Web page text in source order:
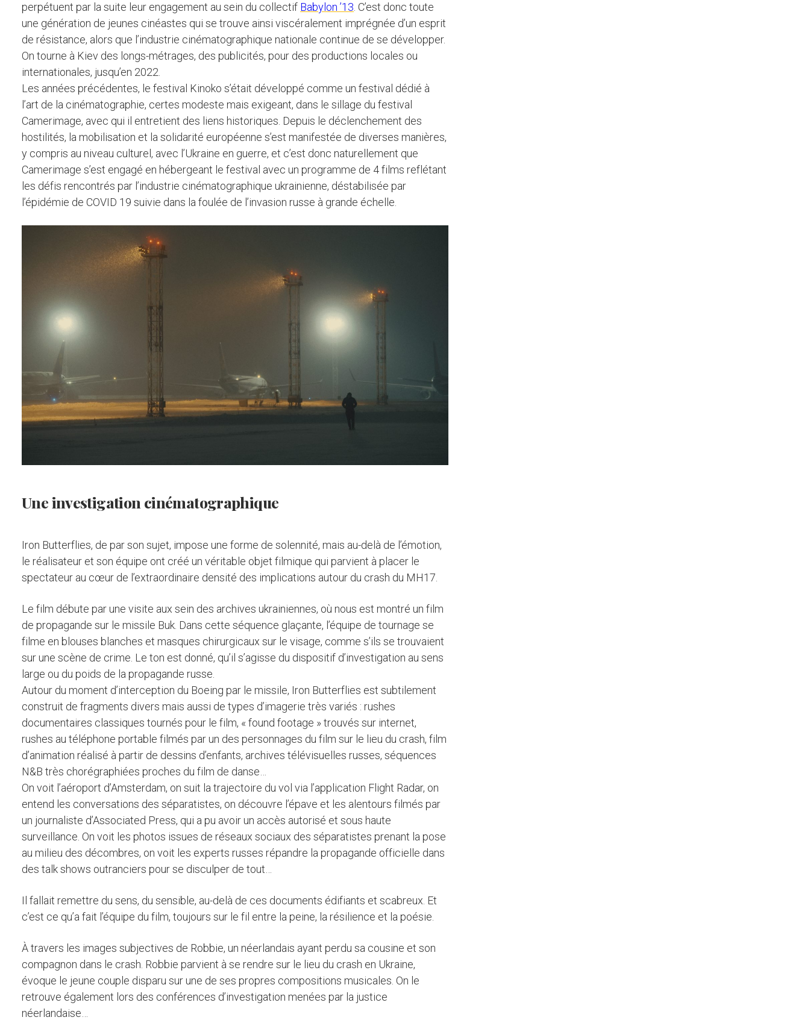
perpétuent par la suite leur engagement au sein du collectif Babylon ’13 . C’est donc toute
une génération de jeunes cinéastes qui se trouve ainsi viscéralement imprégnée d’un esprit
de résistance, alors que l’industrie cinématographique nationale continue de se développer.
On tourne à Kiev des longs-métrages, des publicités, pour des productions locales ou
internationales, jusqu’en 2022.
Les années précédentes, le festival Kinoko s’était développé comme un festival dédié à
l’art de la cinématographie, certes modeste mais exigeant, dans le sillage du festival
Camerimage, avec qui il entretient des liens historiques. Depuis le déclenchement des
hostilités, la mobilisation et la solidarité européenne s’est manifestée de diverses manières,
y compris au niveau culturel, avec l’Ukraine en guerre, et c’est donc naturellement que
Camerimage s’est engagé en hébergeant le festival avec un programme de 4 films reflétant
les défis rencontrés par l’industrie cinématographique ukrainienne, déstabilisée par
l’épidémie de COVID 19 suivie dans la foulée de l’invasion russe à grande échelle.
Une investigation cinématographique
Iron Butterflies, de par son sujet, impose une forme de solennité, mais au-delà de l’émotion,
le réalisateur et son équipe ont créé un véritable objet filmique qui parvient à placer le
spectateur au cœur de l’extraordinaire densité des implications autour du crash du MH17.
Le film débute par une visite aux sein des archives ukrainiennes, où nous est montré un film
de propagande sur le missile Buk. Dans cette séquence glaçante, l’équipe de tournage se
filme en blouses blanches et masques chirurgicaux sur le visage, comme s’ils se trouvaient
sur une scène de crime. Le ton est donné, qu’il s’agisse du dispositif d’investigation au sens
large ou du poids de la propagande russe.
Autour du moment d’interception du Boeing par le missile, Iron Butterflies est subtilement
construit de fragments divers mais aussi de types d’imagerie très variés : rushes
documentaires classiques tournés pour le film, « found footage » trouvés sur internet,
rushes au téléphone portable filmés par un des personnages du film sur le lieu du crash, film
d’animation réalisé à partir de dessins d’enfants, archives télévisuelles russes, séquences
N&B très chorégraphiées proches du film de danse…
On voit l’aéroport d’Amsterdam, on suit la trajectoire du vol via l’application Flight Radar, on
entend les conversations des séparatistes, on découvre l’épave et les alentours filmés par
un journaliste d’Associated Press, qui a pu avoir un accès autorisé et sous haute
surveillance. On voit les photos issues de réseaux sociaux des séparatistes prenant la pose
au milieu des décombres, on voit les experts russes répandre la propagande officielle dans
des talk shows outranciers pour se disculper de tout…
Il fallait remettre du sens, du sensible, au-delà de ces documents édifiants et scabreux. Et
c’est ce qu’a fait l’équipe du film, toujours sur le fil entre la peine, la résilience et la poésie.
À travers les images subjectives de Robbie, un néerlandais ayant perdu sa cousine et son
compagnon dans le crash. Robbie parvient à se rendre sur le lieu du crash en Ukraine,
évoque le jeune couple disparu sur une de ses propres compositions musicales. On le
retrouve également lors des conférences d’investigation menées par la justice
néerlandaise…